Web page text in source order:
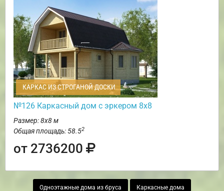
КАРКАС ИЗ СТРОГАНОЙ ДОСКИ
№126 Каркасный дом с эркером 8х8
Размер: 8х8 м
Общая площадь: 58.52
от 2736200
Одноэтажные дома из бруса Каркасные дома